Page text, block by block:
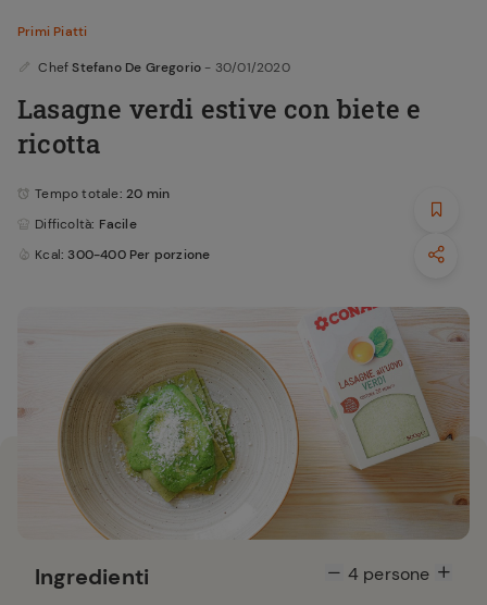
Primi Piatti
Chef Stefano De Gregorio - 30/01/2020
Lasagne verdi estive con biete e
ricotta
Tempo totale: 20 min
Difficoltà: Facile
Kcal: 300-400 Per porzione
Ingredienti 4persone